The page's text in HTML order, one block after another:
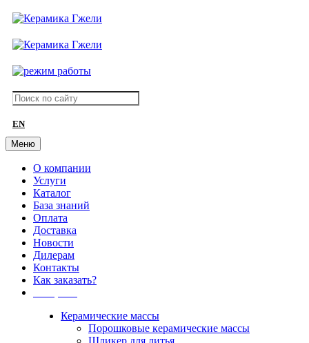
EN
Меню
О компании
Услуги
Каталог
База знаний
Оплата
Доставка
Новости
Дилерам
Контакты
Как заказать?
Керамические массы
Порошковые керамические массы
Шликер для литья